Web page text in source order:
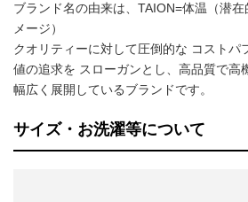
ブランド名の由来は、TAION=体温（潜
メージ）
クオリティーに対して圧倒的な コストパ
値の追求を スローガンとし、高品質で高
幅広く展開しているブランドです。
サイズ・お洗濯等について